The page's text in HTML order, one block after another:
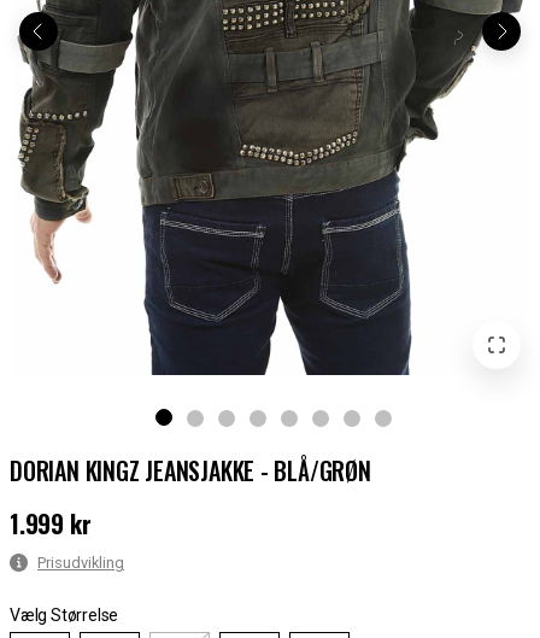
DORIAN KINGZ JEANSJAKKE - BLÅ/GRØN
Pris:1.999 kr
1.999 kr
Prisudvikling
Vælg Størrelse